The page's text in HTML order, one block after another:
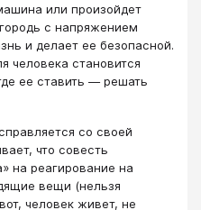
или произойдет
с напряжением
и делает ее безопасной.
человека становится
ее ставить — решать
со своей
что совесть
на реагирование на
вещи (нельзя
человек живет, не